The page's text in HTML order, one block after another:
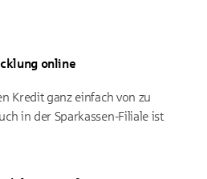
online
Kredit ganz einfach von zu
in der Sparkassen-Filiale ist